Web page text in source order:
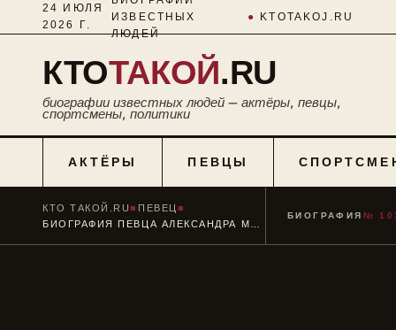
24 ИЮЛЯ
2026 Г.
ИЗВЕСТНЫХ
ЛЮДЕЙ
● KTOTAKOJ.RU
КТОТАКОЙ.RU
биографии известных людей — актёры, певцы,
спортсмены, политики
АКТЁРЫ ПЕВЦЫ
КТО ТАКОЙ.RU■ ПЕВЕЦ ■
БИОГРАФИЯ №